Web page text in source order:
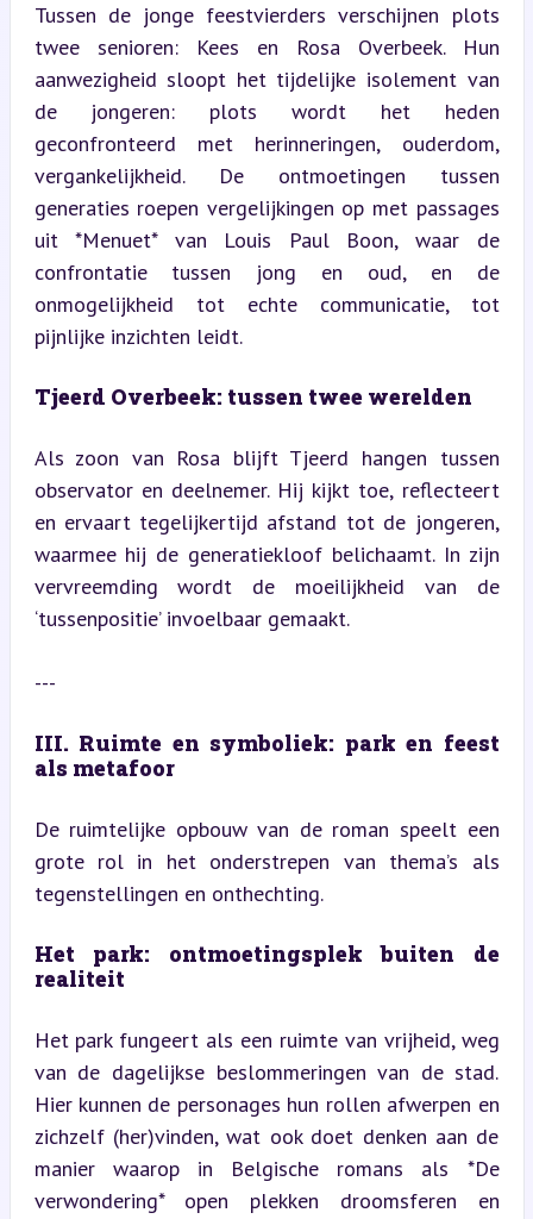
Tussen de jonge feestvierders verschijnen plots
twee senioren: Kees en Rosa Overbeek. Hun
aanwezigheid sloopt het tijdelijke isolement van
de jongeren: plots wordt het heden
geconfronteerd met herinneringen, ouderdom,
vergankelijkheid. De ontmoetingen tussen
generaties roepen vergelijkingen op met passages
uit *Menuet* van Louis Paul Boon, waar de
confrontatie tussen jong en oud, en de
onmogelijkheid tot echte communicatie, tot
pijnlijke inzichten leidt.
Tjeerd Overbeek: tussen twee werelden
Als zoon van Rosa blijft Tjeerd hangen tussen
observator en deelnemer. Hij kijkt toe, reflecteert
en ervaart tegelijkertijd afstand tot de jongeren,
waarmee hij de generatiekloof belichaamt. In zijn
vervreemding wordt de moeilijkheid van de
‘tussenpositie’ invoelbaar gemaakt.
---
III. Ruimte en symboliek: park en feest
als metafoor
De ruimtelijke opbouw van de roman speelt een
grote rol in het onderstrepen van thema’s als
tegenstellingen en onthechting.
Het park: ontmoetingsplek buiten de
realiteit
Het park fungeert als een ruimte van vrijheid, weg
van de dagelijkse beslommeringen van de stad.
Hier kunnen de personages hun rollen afwerpen en
zichzelf (her)vinden, wat ook doet denken aan de
manier waarop in Belgische romans als *De
verwondering* open plekken droomsferen en